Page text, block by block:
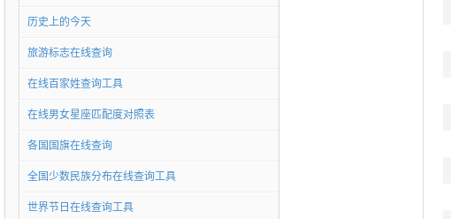
历史上的今天
旅游标志在线查询
在线百家姓查询工具
在线男女星座匹配度对照表
各国国旗在线查询
全国少数民族分布在线查询工具
世界节日在线查询工具